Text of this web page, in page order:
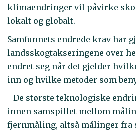
klimaendringer vil påvirke
lokalt og globalt.
Samfunnets endrede krav har
landsskogtakseringene over
endret seg når det gjelder
inn og hvilke metoder som
- De største teknologiske
innen samspillet mellom
fjernmåling, altså målinger fra